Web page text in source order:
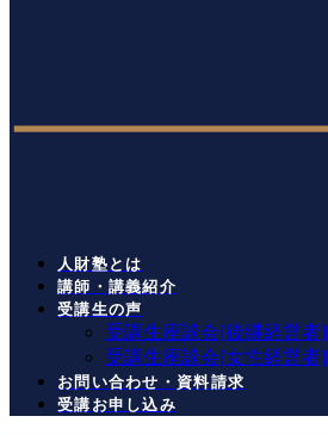
人財塾とは
講師・講義紹介
受講生の声
受講生座談会[後継経営者]
受講生座談会[女性経営者]
お問い合わせ・資料請求
受講お申し込み